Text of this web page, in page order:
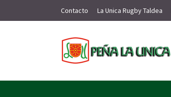
Contacto La Unica Rugby Taldea